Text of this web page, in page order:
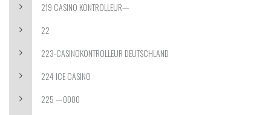
219 CASINO KONTROLLEUR—
22
223-CASINOKONTROLLEUR DEUTSCHLAND
224 ICE CASINO
225 —0000